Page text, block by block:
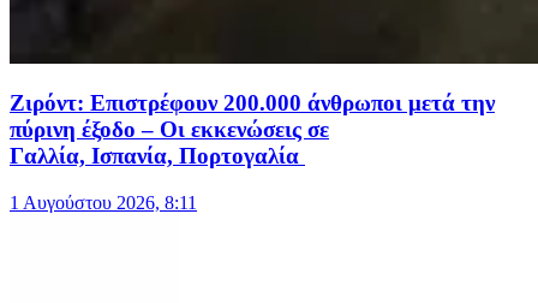
Ζιρόντ: Επιστρέφουν 200.000 άνθρωποι μετά την
πύρινη έξοδο – Οι εκκενώσεις σε
Γαλλία, Ισπανία, Πορτογαλία
1 Αυγούστου 2026, 8:11